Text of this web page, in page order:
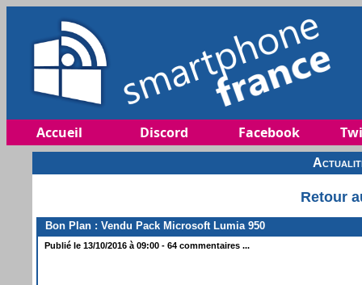
Accueil Discord Facebook
Retour
Bon Plan : Vendu Pack Microsoft Lumia 950
Publié le 13/10/2016 à 09:00 - 64 commentaires ...